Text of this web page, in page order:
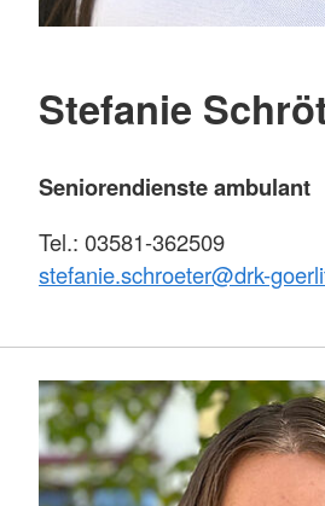
Stefanie
Seniorendienste ambulant
Tel.: 03581-362509
stefanie.schroeter@drk-